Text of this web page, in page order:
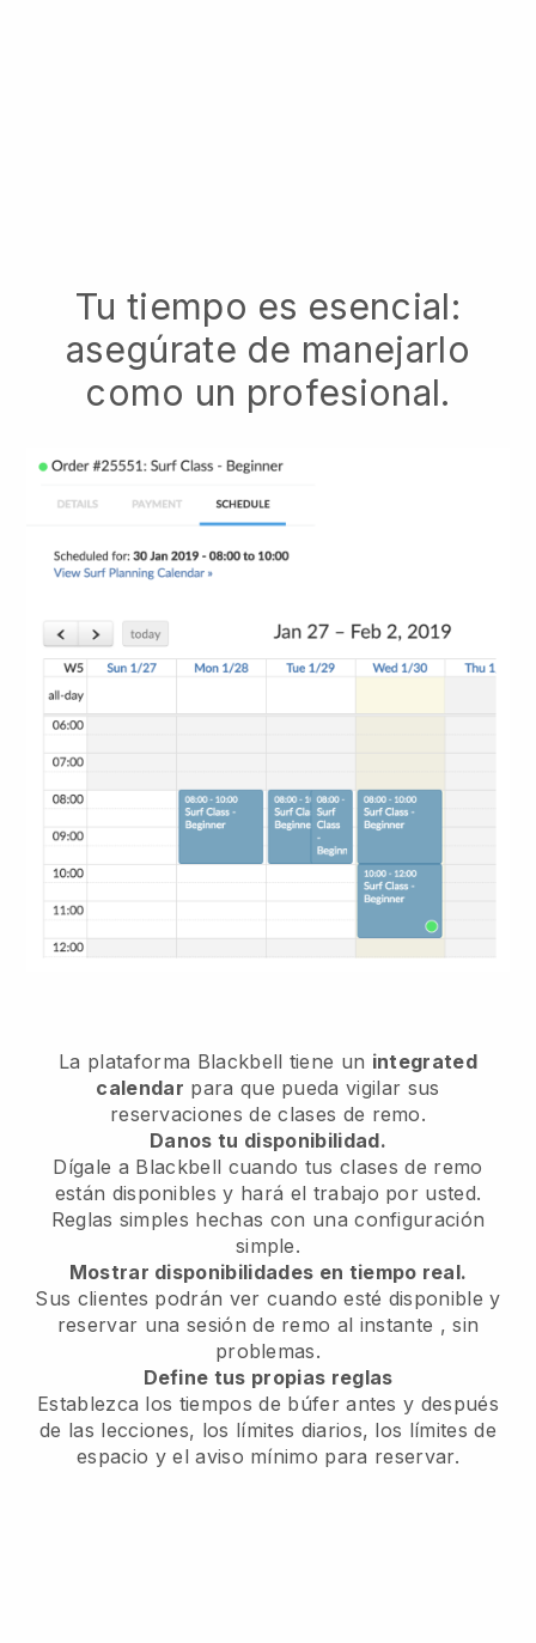
Tu tiempo es esencial:
asegúrate de manejarlo
como un profesional.
La plataforma Blackbell tiene un integrated
calendar para que pueda vigilar sus
reservaciones de clases de remo.
Danos tu disponibilidad.
Dígale a Blackbell cuando tus clases de remo
están disponibles y hará el trabajo por usted.
Reglas simples hechas con una configuración
simple.
Mostrar disponibilidades en tiempo real.
Sus clientes podrán ver cuando esté disponibley
reservar una sesión de remo al instante , sin
problemas.
Define tus propias reglas
Establezca los tiempos de búfer antes y después
de las lecciones, los límites diarios, los límites de
espacio y el aviso mínimo para reservar.